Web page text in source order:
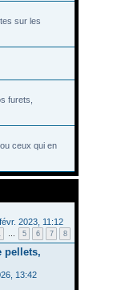
sur les
furets,
ceux qui en
2023, 11:12
… 5 6 7 8
pellets,
13:42